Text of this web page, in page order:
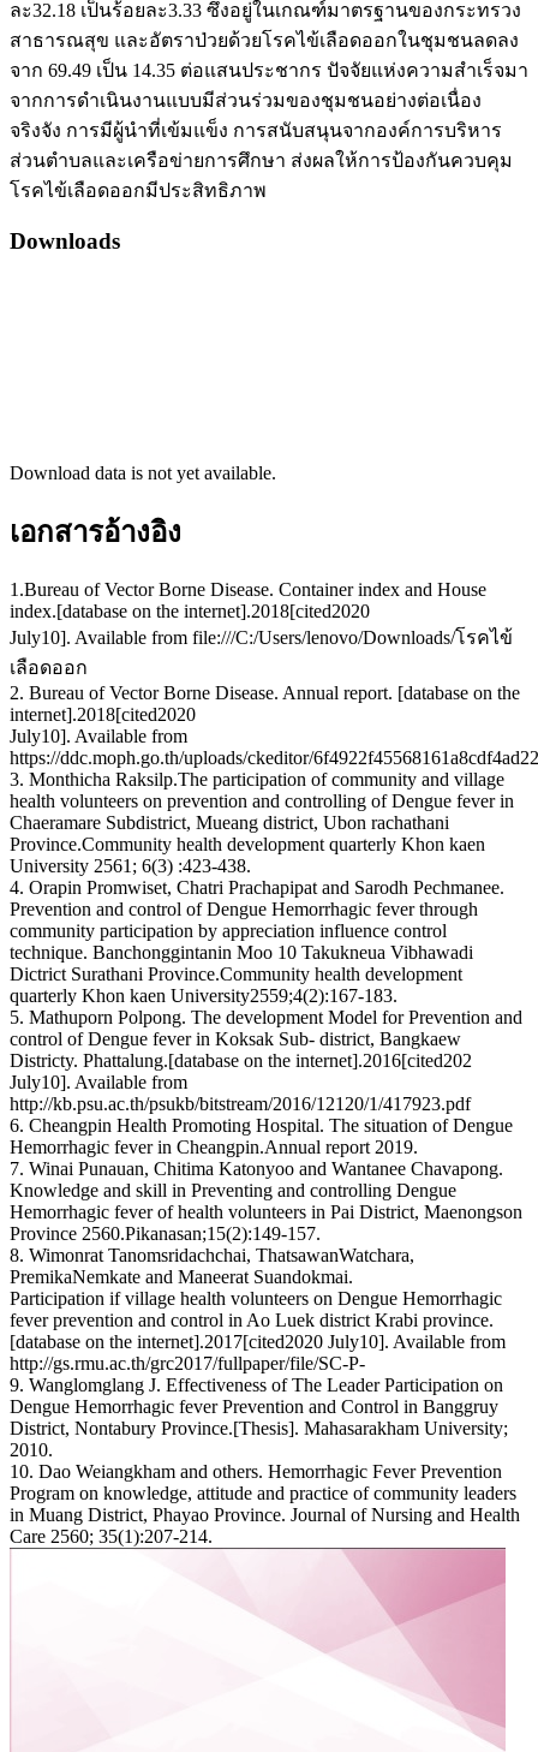
ละ32.18 เป็นร้อยละ3.33 ซึ่งอยู่ในเกณฑ์มาตรฐานของกระทรวง
สาธารณสุข และอัตราป่วยด้วยโรคไข้เลือดออกในชุมชนลดลง
จาก 69.49 เป็น 14.35 ต่อแสนประชากร ปัจจัยแห่งความสำเร็จมา
จากการดำเนินงานแบบมีส่วนร่วมของชุมชนอย่างต่อเนื่อง
จริงจัง การมีผู้นำที่เข้มแข็ง การสนับสนุนจากองค์การบริหาร
ส่วนตำบลและเครือข่ายการศึกษา ส่งผลให้การป้องกันควบคุม
โรคไข้เลือดออกมีประสิทธิภาพ
Downloads
Download data is not yet available.
เอกสารอ้างอิง
1.Bureau of Vector Borne Disease. Container index and House
index.[database on the internet].2018[cited2020
July10]. Available from file:///C:/Users/lenovo/Downloads/โรคไข้
เลือดออก
2. Bureau of Vector Borne Disease. Annual report. [database on the
internet].2018[cited2020
July10]. Available from
https://ddc.moph.go.th/uploads/ckeditor/
3. Monthicha Raksilp.The participation of community and village
health volunteers on prevention and controlling of Dengue fever in
Chaeramare Subdistrict, Mueang district, Ubon rachathani
Province.Community health development quarterly Khon kaen
University 2561; 6(3) :423-438.
4. Orapin Promwiset, Chatri Prachapipat and Sarodh Pechmanee.
Prevention and control of Dengue Hemorrhagic fever through
community participation by appreciation influence control
technique. Banchonggintanin Moo 10 Takukneua Vibhawadi
Dictrict Surathani Province.Community health development
quarterly Khon kaen University2559;4(2):167-183.
5. Mathuporn Polpong. The development Model for Prevention and
control of Dengue fever in Koksak Sub- district, Bangkaew
Districty. Phattalung.[database on the internet].2016[cited202
July10]. Available from
http://kb.psu.ac.th/psukb/bitstream/2016/12120/1/417923.pdf
6. Cheangpin Health Promoting Hospital. The situation of Dengue
Hemorrhagic fever in Cheangpin.Annual report 2019.
7. Winai Punauan, Chitima Katonyoo and Wantanee Chavapong.
Knowledge and skill in Preventing and controlling Dengue
Hemorrhagic fever of health volunteers in Pai District, Maenongson
Province 2560.Pikanasan;15(2):149-157.
8. Wimonrat Tanomsridachchai, ThatsawanWatchara,
PremikaNemkate and Maneerat Suandokmai.
Participation if village health volunteers on Dengue Hemorrhagic
fever prevention and control in Ao Luek district Krabi province.
[database on the internet].2017[cited2020 July10]. Available from
http://gs.rmu.ac.th/grc2017/fullpaper/file/SC-P-
9. Wanglomglang J. Effectiveness of The Leader Participation on
Dengue Hemorrhagic fever Prevention and Control in Banggruy
District, Nontabury Province.[Thesis]. Mahasarakham University;
2010.
10. Dao Weiangkham and others. Hemorrhagic Fever Prevention
Program on knowledge, attitude and practice of community leaders
in Muang District, Phayao Province. Journal of Nursing and Health
Care 2560; 35(1):207-214.